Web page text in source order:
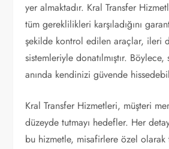
yer almaktadır. Kral Transfer
tüm gereklilikleri karşıladığını
şekilde kontrol edilen araçlar, ileri
sistemleriyle donatılmıştır.
anında kendinizi güvende
Kral Transfer Hizmetleri, müşteri
düzeyde tutmayı hedefler. Her
bu hizmetle, misafirlere özel olarak